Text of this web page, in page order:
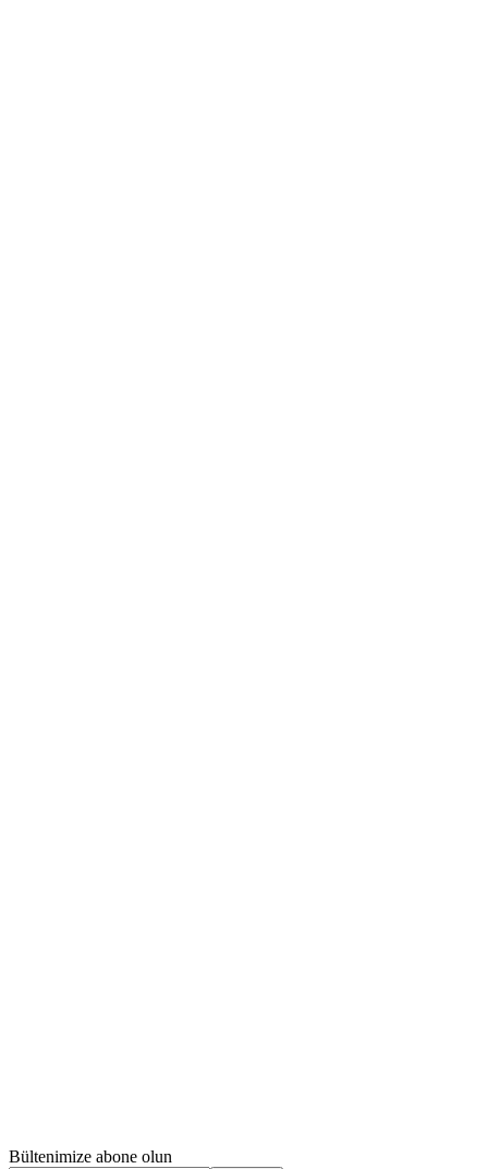
Bültenimize abone olun